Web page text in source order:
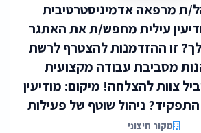
ת מרפאה אדמיניסטרטיבית
עילית מחפש/ת את האתגר
זו ההזדמנות להצטרף לרשת
מסביבת עבודה מקצועית
צוות להצלחה! מיקום: מודיעין
ניהול שוטף של פעילות
מקור חיצוני